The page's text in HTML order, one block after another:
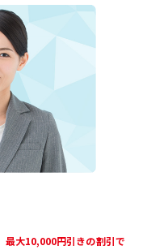
最大10,000円引きの割引で